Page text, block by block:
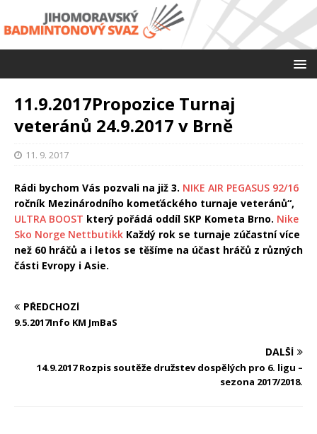
11.9.2017Propozice Turnaj
veteránů 24.9.2017 v Brně
11. 9. 2017
Rádi bychom Vás pozvali na již 3. NIKE AIR PEGASUS 92/16
ročník Mezinárodního komeťáckého turnaje veteránů“,
ULTRA BOOST který pořádá oddíl SKP Kometa Brno. Nike
Sko Norge Nettbutikk Každý rok se turnaje zúčastní více
než 60 hráčů a i letos se těšíme na účast hráčů z různých
části Evropy i Asie.
PŘEDCHOZÍ
9.5.2017Info KM JmBaS
DALŠÍ
14.9.2017 Rozpis soutěže družstev dospělých pro 6. ligu –
sezona 2017/2018.